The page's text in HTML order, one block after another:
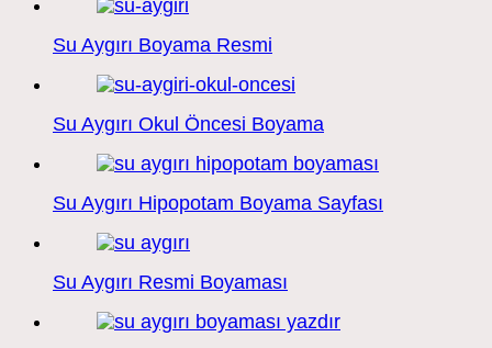
Su Aygırı Boyama Resmi
Su Aygırı Okul Öncesi Boyama
Su Aygırı Hipopotam Boyama Sayfası
Su Aygırı Resmi Boyaması